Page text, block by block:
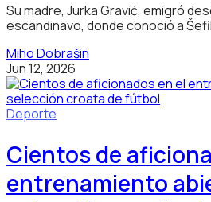
Su madre, Jurka Gravić, emigró
escandinavo, donde conoció a
Miho Dobrašin
Jun 12, 2026
Deporte
Cientos de
entrenamiento